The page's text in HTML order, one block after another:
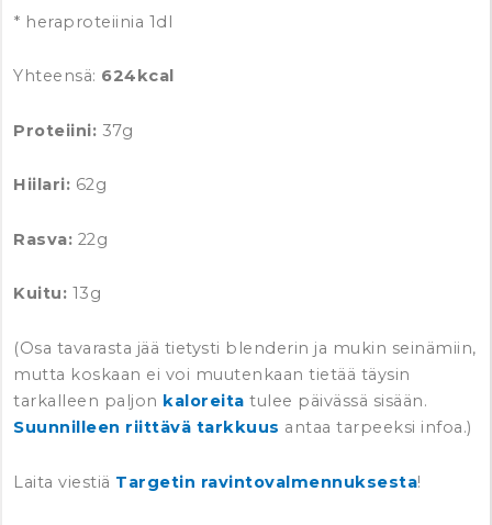
* heraproteiinia 1dl
Yhteensä: 624kcal
Proteiini: 37g
Hiilari: 62g
Rasva: 22g
Kuitu: 13g
(Osa tavarasta jää tietysti blenderin ja mukin seinämiin,
mutta koskaan ei voi muutenkaan tietää täysin
tarkalleen paljon kaloreita tulee päivässä sisään.
Suunnilleen riittävä tarkkuus antaa tarpeeksi infoa.)
Laita viestiä Targetin ravintovalmennuksesta!